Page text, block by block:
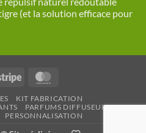
(et la solution efficace pour
Stripe
KIT FABRICATION
PARFUMS DIFFUSEURS
PERSONNALISATION